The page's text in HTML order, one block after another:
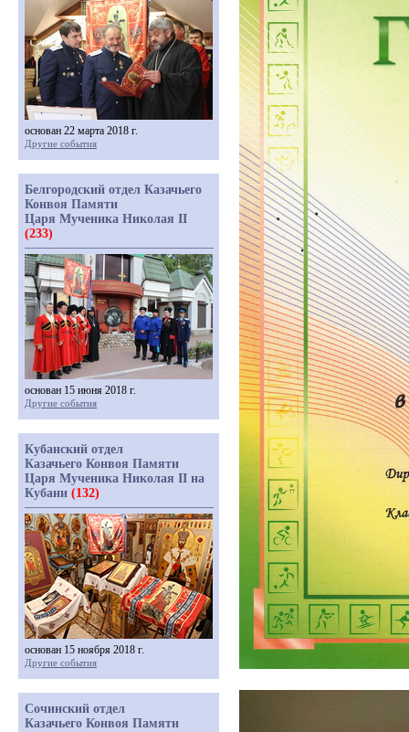
основан 22 марта 2018 г.
Другие события
Белгородский отдел Казачьего
Конвоя Памяти
Царя Мученика Николая II
(233)
основан 15 июня 2018 г.
Другие события
Кубанский отдел
Казачьего Конвоя Памяти
Царя Мученика Николая II на
Кубани (132)
основан 15 ноября 2018 г.
Другие события
Сочинский отдел
Казачьего Конвоя Памяти